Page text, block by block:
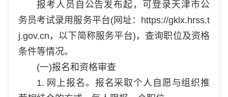
报考人员自公告发布起，可登录天津市公
务员考试录用服务平台(网址：https://gklx.hrss.t
j.gov.cn，以下简称服务平台)，查询职位及资格
条件等情况。
(一)报名和资格审查
1. 网上报名。报名采取个人自愿与组织推